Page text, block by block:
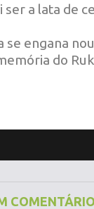
ser a lata de
se engana
do